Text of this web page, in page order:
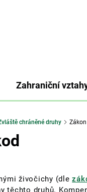
Zahraniční
chráněné druhy
živočichy (dle
těchto druhů.